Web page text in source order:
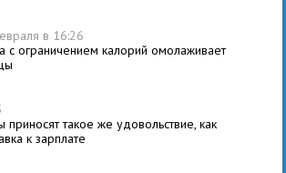
в 16:26
с ограничением калорий омолаживает
приносят такое же удовольствие, как
к зарплате